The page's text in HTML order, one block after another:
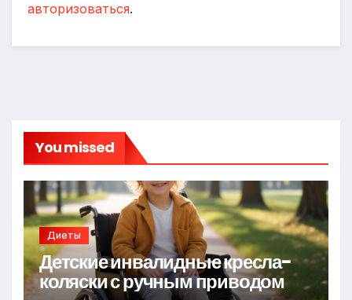
авторизоваться.
You missed
Диеты
Детские инвалидные кресла-
коляски с ручным приводом